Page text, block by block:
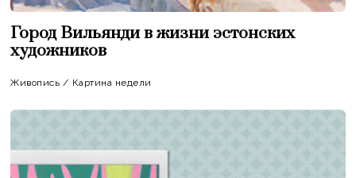
Город Вильянди в жизни эстонских
художников
Живопись / Картина недели